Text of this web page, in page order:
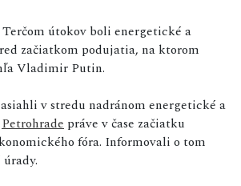
Terčom útokov boli energetické a
začiatkom podujatia, na ktorom
Vladimir Putin.
v stredu nadránom energetické a
Petrohrade práve v čase začiatku
fóra. Informovali o tom